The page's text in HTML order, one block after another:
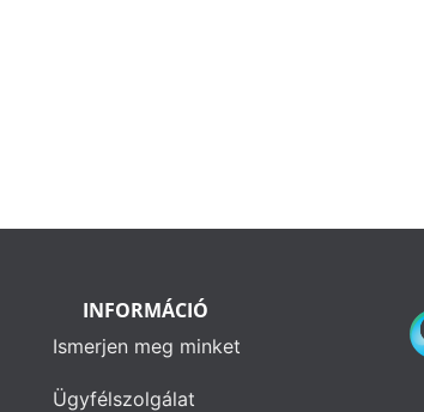
INFORMÁCIÓ
Ismerjen meg minket
Ügyfélszolgálat